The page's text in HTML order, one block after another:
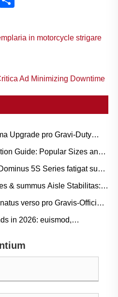
in motorcycle strigare
Ad Minimizing Downtime
Upgrade pro Gravi-Duty
Guide: Popular Sizes and
for Natural vs. Butyl Rubber
5S Series fatigat sunt
LHD Downtime
& summus Aisle Stabilitas:
Tyrum Press trends
verso pro Gravis-Officium
in 2026: euismod,